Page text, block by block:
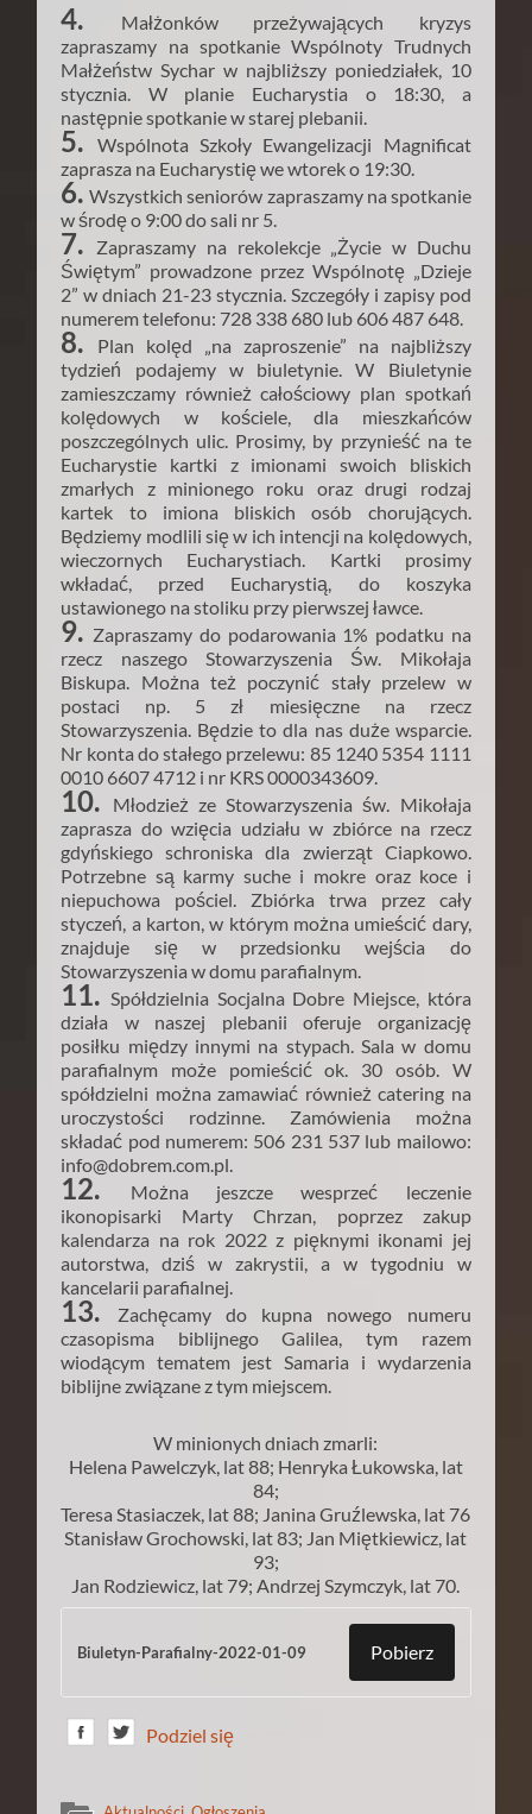
4.
Małżonków przeżywających kryzys
zapraszamy na spotkanie Wspólnoty Trudnych
Małżeństw Sychar w najbliższy poniedziałek, 10
stycznia. W planie Eucharystia o 18:30, a
następnie spotkanie w starej plebanii.
5.
Wspólnota Szkoły Ewangelizacji Magnificat
zaprasza na Eucharystię we wtorek o 19:30.
6. Wszystkich seniorów zapraszamy na spotkanie
w środę o 9:00 do sali nr 5.
7.
Zapraszamy na rekolekcje „Życie w Duchu
Świętym” prowadzone przez Wspólnotę „Dzieje
2” w dniach 21-23 stycznia. Szczegóły i zapisy pod
numerem telefonu: 728 338 680 lub 606 487 648.
8.
Plan kolęd „na zaproszenie” na najbliższy
tydzień podajemy w biuletynie. W Biuletynie
zamieszczamy również całościowy plan spotkań
kolędowych w kościele, dla mieszkańców
poszczególnych ulic. Prosimy, by przynieść na te
Eucharystie kartki z imionami swoich bliskich
zmarłych z minionego roku oraz drugi rodzaj
kartek to imiona bliskich osób chorujących.
Będziemy modlili się w ich intencji na kolędowych,
wieczornych Eucharystiach. Kartki prosimy
wkładać, przed Eucharystią, do koszyka
ustawionego na stoliku przy pierwszej ławce.
9. Zapraszamy do podarowania 1% podatku na
rzecz naszego Stowarzyszenia Św. Mikołaja
Biskupa. Można też poczynić stały przelew w
postaci np. 5 zł miesięczne na rzecz
Stowarzyszenia. Będzie to dla nas duże wsparcie.
Nr konta do stałego przelewu: 85 1240 5354 1111
0010 6607 4712 i nr KRS 0000343609.
10.
Młodzież ze Stowarzyszenia św. Mikołaja
zaprasza do wzięcia udziału w zbiórce na rzecz
gdyńskiego schroniska dla zwierząt Ciapkowo.
Potrzebne są karmy suche i mokre oraz koce i
niepuchowa pościel. Zbiórka trwa przez cały
styczeń, a karton, w którym można umieścić dary,
znajduje się w przedsionku wejścia do
Stowarzyszenia w domu parafialnym.
11. Spółdzielnia Socjalna Dobre Miejsce, która
działa w naszej plebanii oferuje organizację
posiłku między innymi na stypach. Sala w domu
parafialnym może pomieścić ok. 30 osób. W
spółdzielni można zamawiać również catering na
uroczystości rodzinne. Zamówienia można
składać pod numerem: 506 231 537 lub mailowo:
info@dobrem.com.pl.
12.
Można jeszcze wesprzeć leczenie
ikonopisarki Marty Chrzan, poprzez zakup
kalendarza na rok 2022 z pięknymi ikonami jej
autorstwa, dziś w zakrystii, a w tygodniu w
kancelarii parafialnej.
13.
Zachęcamy do kupna nowego numeru
czasopisma biblijnego Galilea, tym razem
wiodącym tematem jest Samaria i wydarzenia
biblijne związane z tym miejscem.
W minionych dniach zmarli:
Helena Pawelczyk, lat 88; Henryka Łukowska, lat
84;
Teresa Stasiaczek, lat 88; Janina Gruźlewska, lat 76
Stanisław Grochowski, lat 83; Jan Miętkiewicz, lat
93;
Jan Rodziewicz, lat 79; Andrzej Szymczyk, lat 70.
Biuletyn-Parafialny-2022-01-09 Pobierz
Podziel się